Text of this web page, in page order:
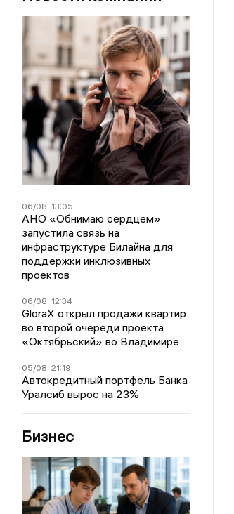
06/08 13:05
АНО «Обнимаю сердцем»
запустила связь на
инфраструктуре Билайна для
поддержки инклюзивных
проектов
06/08 12:34
GloraX открыл продажи квартир
во второй очереди проекта
«Октябрьский» во Владимире
05/08 21:19
Автокредитный портфель Банка
Уралсиб вырос на 23%
Бизнес